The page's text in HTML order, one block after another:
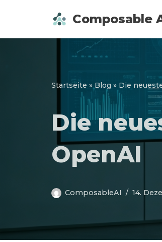
Inhalt
Composable
Startseite »Blog » Die
Die
OpenAI
ComposableAI 14.